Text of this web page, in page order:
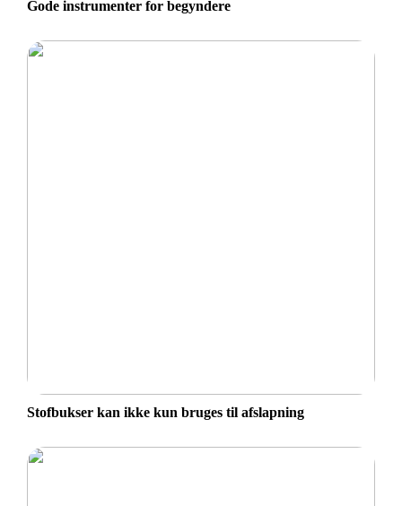
Gode instrumenter for begyndere
Stofbukser kan ikke kun bruges til afslapning